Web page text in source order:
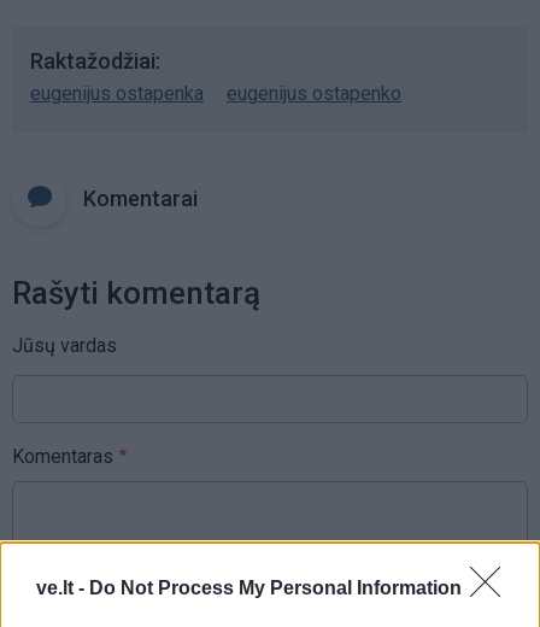
ve.lt - Do Not Process My Personal Information
Raktažodžiai
eugenijus ostapenka eugenijus ostapenko
Komentarai
Rašyti komentarą
Jūsų vardas
Komentaras